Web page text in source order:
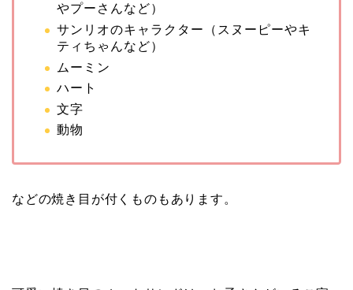
やプーさんなど）
サンリオのキャラクター（スヌーピーやキ
ティちゃんなど）
ムーミン
ハート
文字
動物
などの焼き目が付くものもあります。